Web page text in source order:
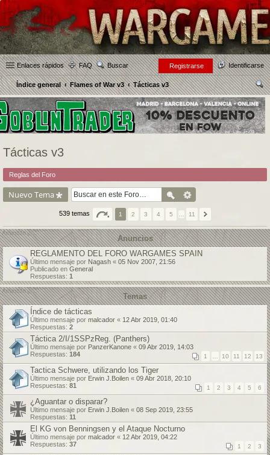
Enlaces rápidos FAQ Buscar Identificarse
Registrarse
Índice general Flames of War v3
Tácticas v3
us
car
Tácticas v3
Reglas del Foro
Nuevo Tema
539 temas 1 2 3 4 5 11
Anuncios
REGLAMENTO DEL FORO WARGAMES SPAIN
Último mensaje por Nagash « 05 Nov 2007, 21:56
Publicado en General
Respuestas: 1
Temas
Índice de tácticas
Último mensaje por malcador « 12 Abr 2019, 01:40
Respuestas: 2
Táctica 2/I/1SSPzReg. (Panthers)
Último mensaje por PanzerKanone « 09 Abr 2019, 14:03
Respuestas: 184 1 10 11 12 13
Tactica Schwere, utilizando los Tiger
Último mensaje por Erwin J.Boilen « 09 Abr 2018, 20:10
Respuestas: 81 1 2 3 4 5 6
¿Aguantar o disparar?
Último mensaje por Erwin J.Boilen « 08 Sep 2019, 23:55
Respuestas: 11
El KG von Benningsen y el Ataque Nocturno
Último mensaje por malcador « 12 Abr 2019, 04:22
Respuestas: 37 1 2 3